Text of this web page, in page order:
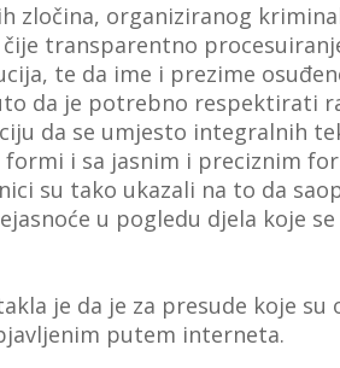
zločina, organiziranog
transparentno
te da ime i prezime
da je potrebno respektirati
da se umjesto integralnih
i sa jasnim i preciznim
su tako ukazali na to da
u pogledu djela koje
je da je za presude koje
putem interneta.